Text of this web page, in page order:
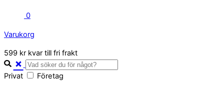
0
Varukorg
Close
Cart
599 kr kvar till fri frakt
Privat Företag